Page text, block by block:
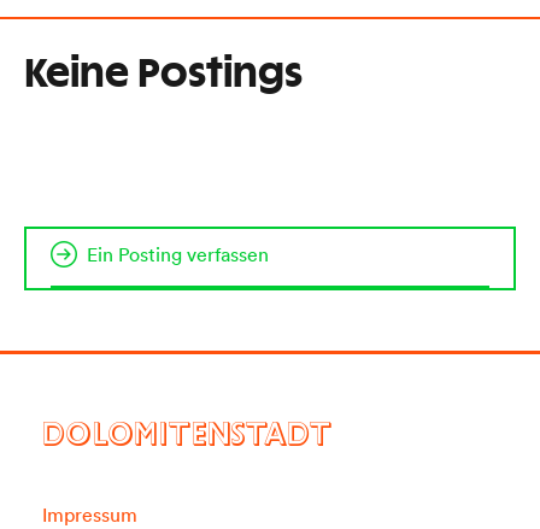
Keine Postings
Ein Posting verfassen
DOLOMITENSTADT
Impressum